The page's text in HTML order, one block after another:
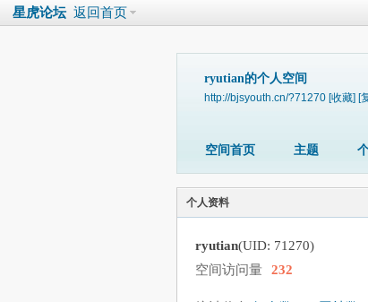
星虎论坛 返回首页
ryutian的个人空间
http://bjsyouth.cn/?71270 [收藏] [
空间首页 主题
个人资料
ryutian(UID: 71270)
空间访问量
232